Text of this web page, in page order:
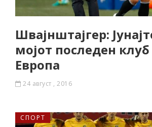
Швајнштајгер:
мојот последен
Европа
24 август , 2016
СПОРТ